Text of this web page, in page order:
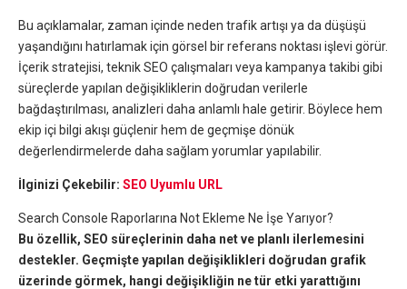
Bu açıklamalar, zaman içinde neden trafik artışı ya da düşüşü
yaşandığını hatırlamak için görsel bir referans noktası işlevi görür.
İçerik stratejisi, teknik SEO çalışmaları veya kampanya takibi gibi
süreçlerde yapılan değişikliklerin doğrudan verilerle
bağdaştırılması, analizleri daha anlamlı hale getirir. Böylece hem
ekip içi bilgi akışı güçlenir hem de geçmişe dönük
değerlendirmelerde daha sağlam yorumlar yapılabilir.
İlginizi Çekebilir: SEO Uyumlu URL
Search Console Raporlarına Not Ekleme Ne İşe Yarıyor?
Bu özellik, SEO süreçlerinin daha net ve planlı ilerlemesini
destekler. Geçmişte yapılan değişiklikleri doğrudan grafik
üzerinde görmek, hangi değişikliğin ne tür etki yarattığını